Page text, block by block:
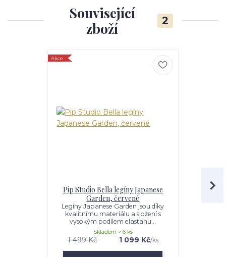
Související
zboží
2
Akce
Pip Studio Bella legíny Japanese
Garden, červené
Legíny Japanese Garden jsou díky
kvalitnímu materiálu a složení s
vysokým podílem elastanu...
1 499 Kč 1 099 Kč/ks
Skladem > 6 ks
Pip